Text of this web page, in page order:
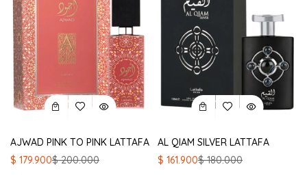
AJWAD PINK TO PINK LATTAFA
$200.000
El
$ 179.900
El
AL QIAM SILVER LATTAFA
$180.000
El
$ 161.900
El